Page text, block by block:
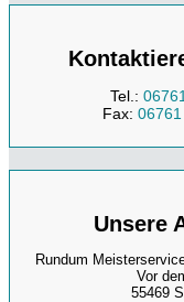
Tel.:
Fax:
Unsere
Rundum
Vor
55469